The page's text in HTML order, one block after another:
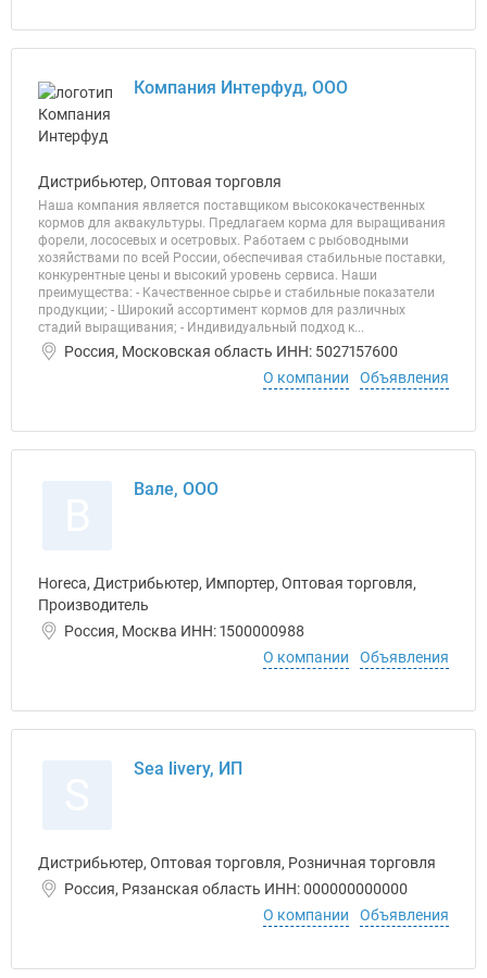
Компания Интерфуд, ООО
Дистрибьютер, Оптовая торговля
Наша компания является поставщиком высококачественных
кормов для аквакультуры. Предлагаем корма для выращивания
форели, лососевых и осетровых. Работаем с рыбоводными
хозяйствами по всей России, обеспечивая стабильные поставки,
конкурентные цены и высокий уровень сервиса. Наши
преимущества: - Качественное сырье и стабильные показатели
продукции; - Широкий ассортимент кормов для различных
стадий выращивания; - Индивидуальный подход к...
Россия, Московская область ИНН: 5027157600
О компании
Объявления
Вале, ООО
Horeca, Дистрибьютер, Импортер, Оптовая торговля,
Производитель
Россия, Москва ИНН: 1500000988
О компании
Объявления
Sea livery, ИП
Дистрибьютер, Оптовая торговля, Розничная торговля
Россия, Рязанская область ИНН: 000000000000
О компании
Объявления